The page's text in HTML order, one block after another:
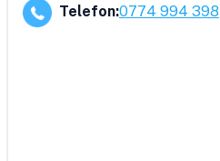
Telefon:0774 994 398